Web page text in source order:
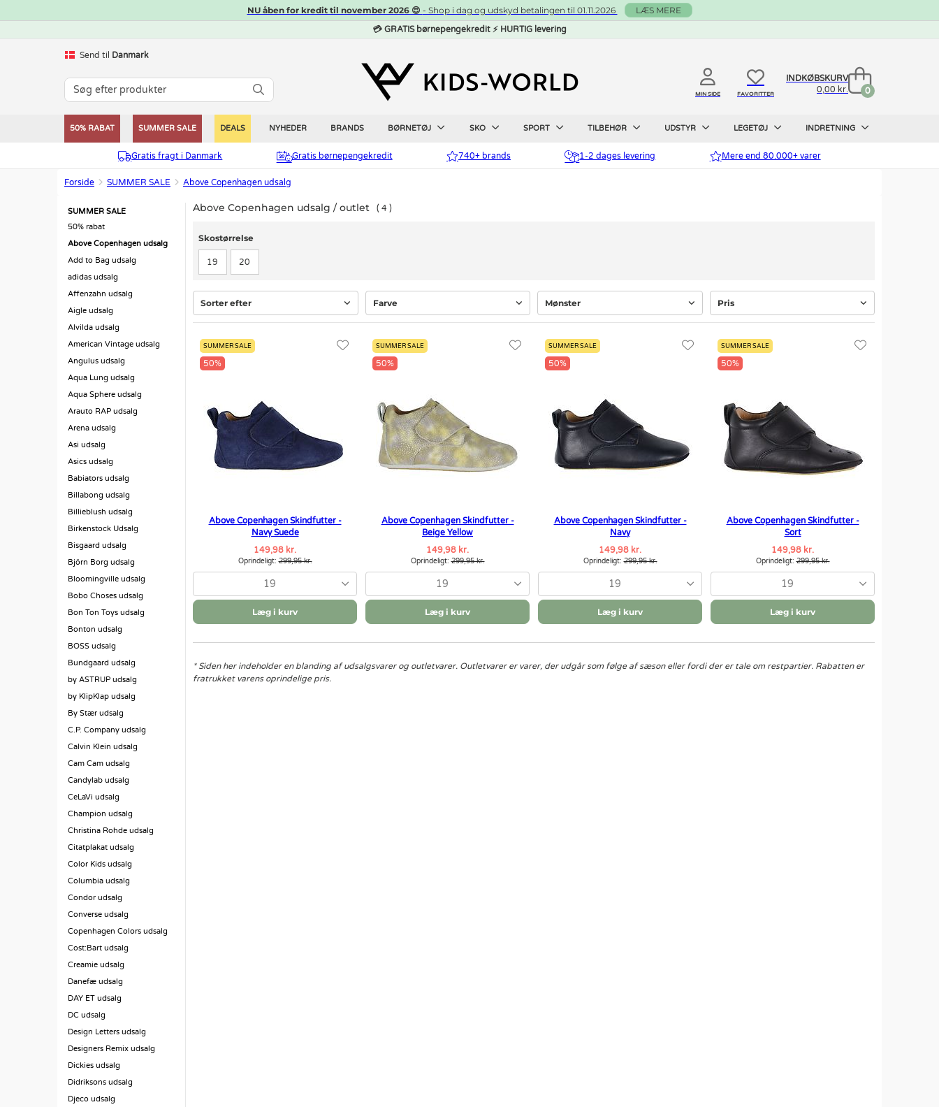
NU åben for kredit til november 2026 😍 - Shop i dag og udskyd betalingen til 01.11.2026 LÆS MERE
💳 GRATIS børnepengekredit ⚡ HURTIG levering
Send til Danmark
MIN SIDE FAVORITTER
INDKØBSKURV
0,00 kr.
0
50% RABAT SUMMER SALE DEALS NYHEDER BRANDS BØRNETØJ SKO SPORT TILBEHØR UDSTYR LEGETØJ INDRETNING
Gratis fragt i Danmark Gratis børnepengekredit 740+ brands 1-2 dages levering Mere end 80.000+ varer
Forside SUMMER SALE Above Copenhagen udsalg
SUMMER SALE
50% rabat
Above Copenhagen udsalg
Add to Bag udsalg
adidas udsalg
Affenzahn udsalg
Aigle udsalg
Alvilda udsalg
American Vintage udsalg
Angulus udsalg
Aqua Lung udsalg
Aqua Sphere udsalg
Arauto RAP udsalg
Arena udsalg
Asi udsalg
Asics udsalg
Babiators udsalg
Billabong udsalg
Billieblush udsalg
Birkenstock Udsalg
Bisgaard udsalg
Björn Borg udsalg
Bloomingville udsalg
Bobo Choses udsalg
Bon Ton Toys udsalg
Bonton udsalg
BOSS udsalg
Bundgaard udsalg
by ASTRUP udsalg
by KlipKlap udsalg
By Stær udsalg
C.P. Company udsalg
Calvin Klein udsalg
Cam Cam udsalg
Candylab udsalg
CeLaVi udsalg
Champion udsalg
Christina Rohde udsalg
Citatplakat udsalg
Color Kids udsalg
Columbia udsalg
Condor udsalg
Converse udsalg
Copenhagen Colors udsalg
Cost:Bart udsalg
Creamie udsalg
Danefæ udsalg
DAY ET udsalg
DC udsalg
Design Letters udsalg
Designers Remix udsalg
Dickies udsalg
Didriksons udsalg
Djeco udsalg
Above Copenhagen udsalg / outlet 4
Skostørrelse
19 20
Sorter efter Farve Mønster Pris
SUMMER SALE
50%
Above Copenhagen Skindfutter -
Navy Suede
149,98 kr.
Oprindeligt:299,95 kr.
19
Læg i kurv
SUMMER SALE
50%
Above Copenhagen Skindfutter -
Beige Yellow
149,98 kr.
Oprindeligt:299,95 kr.
19
Læg i kurv
SUMMER SALE
50%
Above Copenhagen Skindfutter -
Navy
149,98 kr.
Oprindeligt:299,95 kr.
19
Læg i kurv
SUMMER SALE
50%
Above Copenhagen Skindfutter -
Sort
149,98 kr.
Oprindeligt:299,95 kr.
19
Læg i kurv
* Siden her indeholder en blanding af udsalgsvarer og outletvarer. Outletvarer er varer, der udgår som følge af sæson eller fordi der er tale om restpartier. Rabatten er
fratrukket varens oprindelige pris.